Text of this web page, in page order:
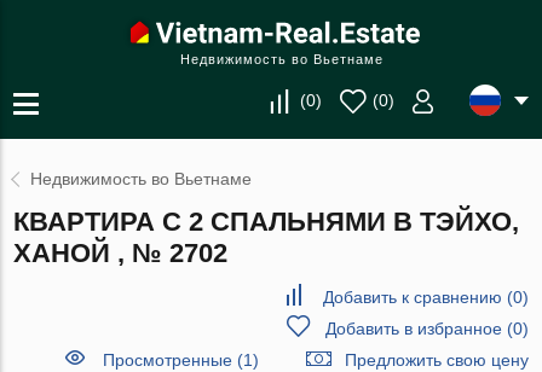
Недвижимость во Вьетнаме
(0) (0)
Недвижимость во Вьетнаме
КВАРТИРА С 2 СПАЛЬНЯМИ В ТЭЙХО,
ХАНОЙ , № 2702
Добавить к сравнению (0)
Добавить в избранное(0)
Просмотренные (1)
Предложить свою цену